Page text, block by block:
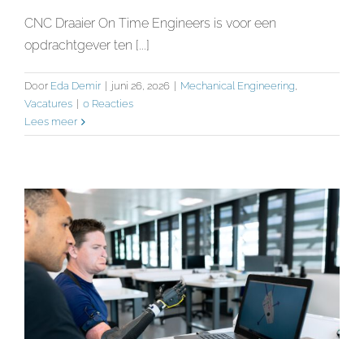
CNC Draaier On Time Engineers is voor een
opdrachtgever ten [...]
Door Eda Demir juni 26, 2026 Mechanical Engineering,
Vacatures
0 Reacties
Lees meer